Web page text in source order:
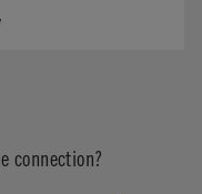
connection?